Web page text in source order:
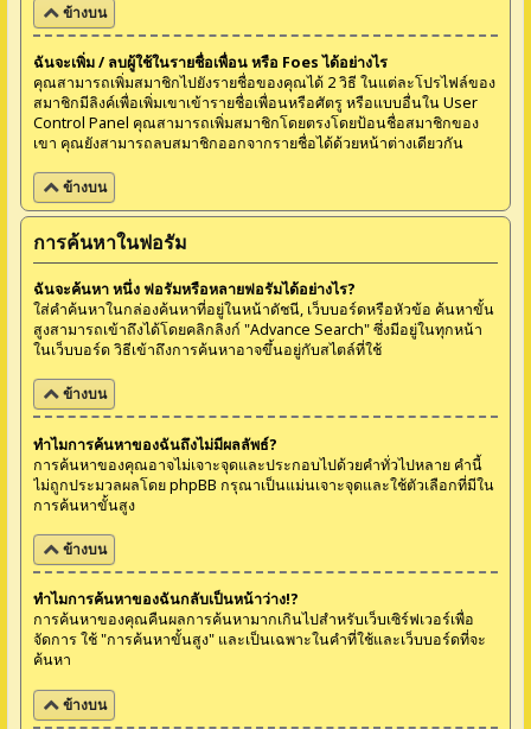
ข้างบน
ฉันจะเพิ่ม / ลบผู้ใช้ในรายชื่อเพื่อน หรือ Foes ได้อย่างไร
คุณสามารถเพิ่มสมาชิกไปยังรายชื่อของคุณได้ 2 วิธี ในแต่ละโปรไฟล์ของ
สมาชิกมีลิงค์เพื่อเพิ่มเขาเข้ารายชื่อเพื่อนหรือศัตรู หรือแบบอื่นใน User
Control Panel คุณสามารถเพิ่มสมาชิกโดยตรงโดยป้อนชื่อสมาชิกของ
เขา คุณยังสามารถลบสมาชิกออกจากรายชื่อได้ด้วยหน้าต่างเดียวกัน
ข้างบน
การค้นหาในฟอรัม
ฉันจะค้นหา หนึ่ง ฟอรัมหรือหลายฟอรัมได้อย่างไร?
ใส่คำค้นหาในกล่องค้นหาที่อยู่ในหน้าดัชนี, เว็บบอร์ดหรือหัวข้อ ค้นหาขั้น
สูงสามารถเข้าถึงได้โดยคลิกลิงก์ "Advance Search" ซึ่งมีอยู่ในทุกหน้า
ในเว็บบอร์ด วิธีเข้าถึงการค้นหาอาจขึ้นอยู่กับสไตล์ที่ใช้
ข้างบน
ทำไมการค้นหาของฉันถึงไม่มีผลลัพธ์?
การค้นหาของคุณอาจไม่เจาะจุดและประกอบไปด้วยคำทั่วไปหลาย คำนี้
ไม่ถูกประมวลผลโดย phpBB กรุณาเป็นแม่นเจาะจุดและใช้ตัวเลือกที่มีใน
การค้นหาขั้นสูง
ข้างบน
ทำไมการค้นหาของฉันกลับเป็นหน้าว่าง!?
การค้นหาของคุณคืนผลการค้นหามากเกินไปสำหรับเว็บเซิร์ฟเวอร์เพื่อ
จัดการ ใช้ "การค้นหาขั้นสูง" และเป็นเฉพาะในคำที่ใช้และเว็บบอร์ดที่จะ
ค้นหา
ข้างบน